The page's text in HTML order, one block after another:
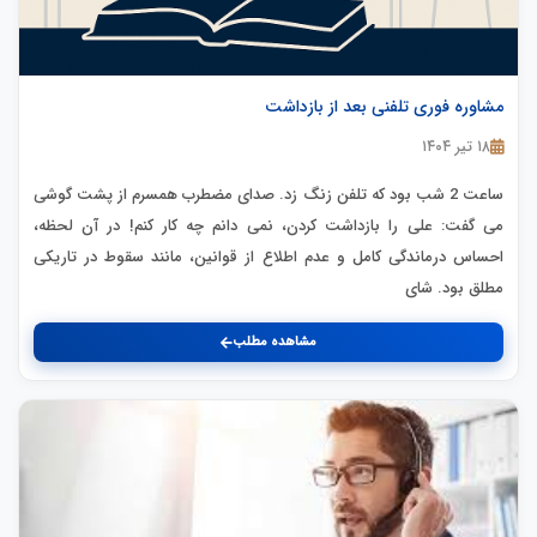
مشاوره فوری تلفنی بعد از بازداشت
۱۸ تیر ۱۴۰۴
ساعت 2 شب بود که تلفن زنگ زد. صدای مضطرب همسرم از پشت گوشی
می گفت: علی را بازداشت کردن، نمی دانم چه کار کنم! در آن لحظه،
احساس درماندگی کامل و عدم اطلاع از قوانین، مانند سقوط در تاریکی
مطلق بود. شای
مشاهده مطلب